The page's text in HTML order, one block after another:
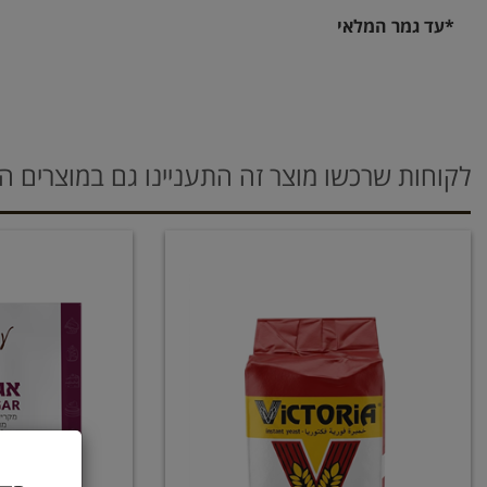
*עד גמר המלאי
לקוחות שרכשו מוצר זה התעניינו גם במוצרים